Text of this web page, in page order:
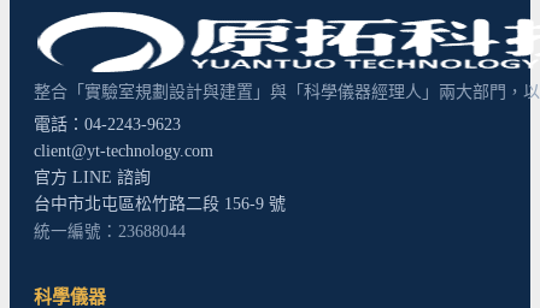
整合「實驗室規劃設計與建置」與「科學儀器經理人」兩大部門，
電話：04-2243-9623
client@yt-technology.com
官方 LINE 諮詢
台中市北屯區松竹路二段 156-9 號
統一編號：23688044
科學儀器